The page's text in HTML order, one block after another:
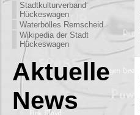
Stadtkulturverband
Hückeswagen
Waterbölles Remscheid
Wikipedia der Stadt
Hückeswagen
Aktuelle
News